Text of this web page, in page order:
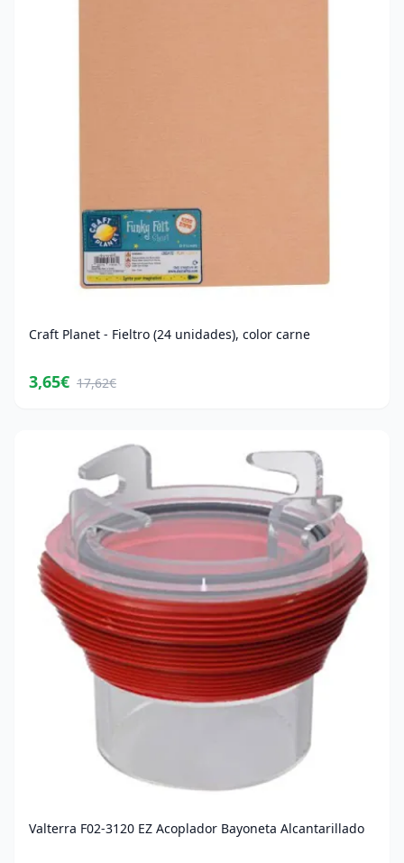
Craft Planet - Fieltro (24 unidades), color carne
3,65€ 17,62€
Valterra F02-3120 EZ Acoplador Bayoneta Alcantarillado